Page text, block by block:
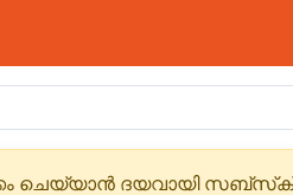
ചെയ്യാൻ ദയവായി